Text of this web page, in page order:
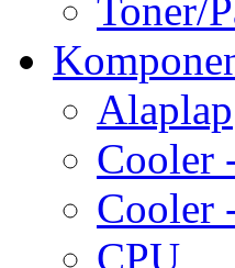
Toner/
Alaplap
Cooler
Cooler
CPU